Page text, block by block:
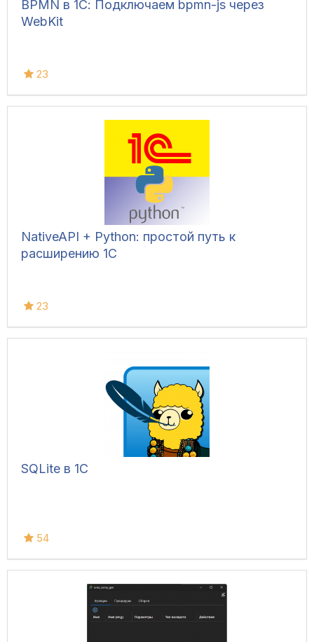
BPMN в 1С: Подключаем bpmn-js через
WebKit
23
NativeAPI + Python: простой путь к
расширению 1С
23
SQLite в 1С
54